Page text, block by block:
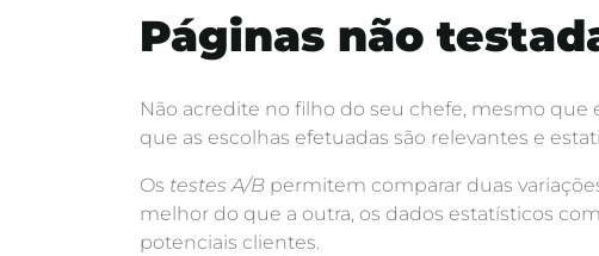
Páginas não
Não acredite no filho do seu chefe, mesmo que
que as escolhas efetuadas são relevantes e
Os testes A/B permitem comparar duas
melhor do que a outra, os dados estatísticos
potenciais clientes.